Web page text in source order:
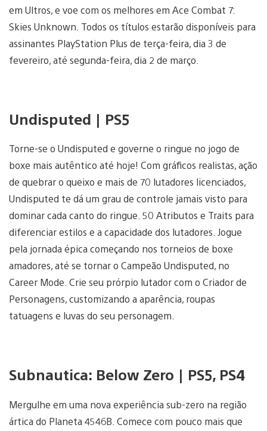
em Ultros, e voe com os melhores em Ace Combat 7:
Skies Unknown. Todos os títulos estarão disponíveis para
assinantes PlayStation Plus de terça-feira, dia 3 de
fevereiro, até segunda-feira, dia 2 de março.
Undisputed | PS5
Torne-se o Undisputed e governe o ringue no jogo de
boxe mais autêntico até hoje! Com gráficos realistas, ação
de quebrar o queixo e mais de 70 lutadores licenciados,
Undisputed te dá um grau de controle jamais visto para
dominar cada canto do ringue. 50 Atributos e Traits para
diferenciar estilos e a capacidade dos lutadores. Jogue
pela jornada épica começando nos torneios de boxe
amadores, até se tornar o Campeão Undisputed, no
Career Mode. Crie seu prórpio lutador com o Criador de
Personagens, customizando a aparência, roupas
tatuagens e luvas do seu personagem.
Subnautica: Below Zero | PS5, PS4
Mergulhe em uma nova experiência sub-zero na região
ártica do Planeta 4546B. Comece com pouco mais que